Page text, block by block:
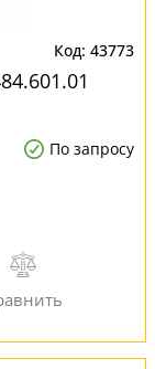
43773
По запросу